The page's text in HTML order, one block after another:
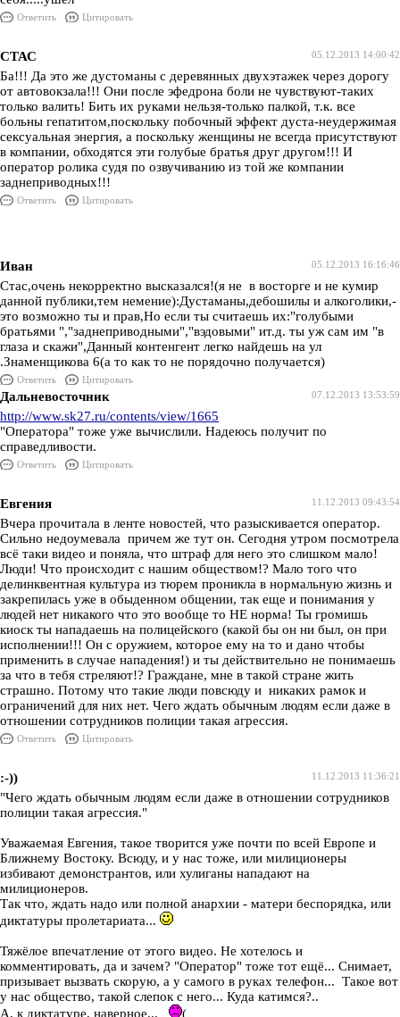
Ответить Цитировать
05.12.2013 14:00:42
СТАС
Ба!!! Да это же дустоманы с деревянных двухэтажек через дорогу
от автовокзала!!! Они после эфедрона боли не чувствуют-таких
только валить! Бить их руками нельзя-только палкой, т.к. все
больны гепатитом,поскольку побочный эффект дуста-неудержимая
сексуальная энергия, а поскольку женщины не всегда присутствуют
в компании, обходятся эти голубые братья друг другом!!! И
оператор ролика судя по озвучиванию из той же компании
заднеприводных!!!
Ответить Цитировать
05.12.2013 16:16:46
Иван
Стас,очень некорректно высказался!(я не в восторге и не кумир
данной публики,тем немение):Дустаманы,дебошилы и алкоголики,-
это возможно ты и прав,Но если ты считаешь их:"голубыми
братьями ","заднеприводными","вэдовыми" ит.д. ты уж сам им "в
глаза и скажи",Данный контенгент легко найдешь на ул
.Знаменщикова 6(а то как то не порядочно получается)
Ответить
Цитировать
07.12.2013 13:53:59
Дальневосточник
http://www.sk27.ru/contents/view/1665
"Оператора" тоже уже вычислили. Надеюсь получит по
справедливости.
Ответить Цитировать
11.12.2013 09:43:54
Евгения
Вчера прочитала в ленте новостей, что разыскивается оператор.
Сильно недоумевала причем же тут он. Сегодня утром посмотрела
всё таки видео и поняла, что штраф для него это слишком мало!
Люди! Что происходит с нашим обществом!? Мало того что
делинквентная культура из тюрем проникла в нормальную жизнь и
закрепилась уже в обыденном общении, так еще и понимания у
людей нет никакого что это вообще то НЕ норма! Ты громишь
киоск ты нападаешь на полицейского (какой бы он ни был, он при
исполнении!!! Он с оружием, которое ему на то и дано чтобы
применить в случае нападения!) и ты действительно не понимаешь
за что в тебя стреляют!? Граждане, мне в такой стране жить
страшно. Потому что такие люди повсюду и никаких рамок и
ограничений для них нет. Чего ждать обычным людям если даже в
отношении сотрудников полиции такая агрессия.
Ответить Цитировать
11.12.2013 11:36:21
:-))
"Чего ждать обычным людям если даже в отношении сотрудников
полиции такая агрессия."
Уважаемая Евгения, такое творится уже почти по всей Европе и
Ближнему Востоку. Всюду, и у нас тоже, или милиционеры
избивают демонстрантов, или хулиганы нападают на
милиционеров.
Так что, ждать надо или полной анархии - матери беспорядка, или
диктатуры пролетариата...
Тяжёлое впечатление от этого видео. Не хотелось и
комментировать, да и зачем? "Оператор" тоже тот ещё... Снимает,
призывает вызвать скорую, а у самого в руках телефон... Такое вот
у нас общество, такой слепок с него... Куда катимся?..
А, к диктатуре, наверное...
(